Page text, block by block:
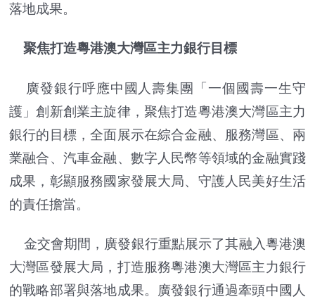
落地成果。
聚焦打造粵港澳大灣區主力銀行目標
廣發銀行呼應中國人壽集團「一個國壽一生守
護」創新創業主旋律，聚焦打造粵港澳大灣區主力
銀行的目標，全面展示在綜合金融、服務灣區、兩
業融合、汽車金融、數字人民幣等領域的金融實踐
成果，彰顯服務國家發展大局、守護人民美好生活
的責任擔當。
金交會期間，廣發銀行重點展示了其融入粵港澳
大灣區發展大局，打造服務粵港澳大灣區主力銀行
的戰略部署與落地成果。廣發銀行通過牽頭中國人